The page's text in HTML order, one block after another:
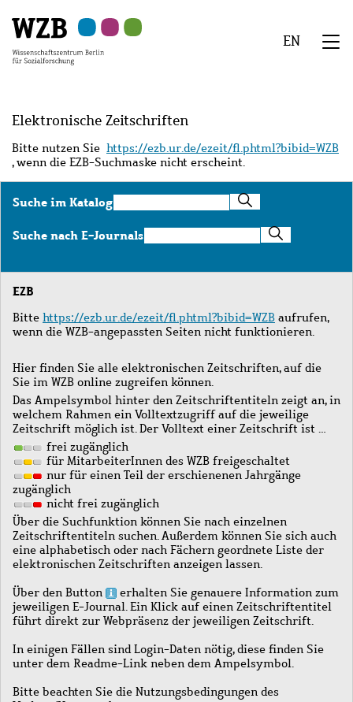
Hauptinhalt
springen
Navigation
springen
Suche
springen
Sekundärnavigation
springen
Fußzeile
springen
EN
Elektronische Zeitschriften
Bitte nutzen Sie https://ezb.ur.de/ezeit/fl.phtml?bibid=WZB
, wenn die EZB-Suchmaske nicht erscheint.
Suche im KatalogSuche
im
Katalog
Suche nach E-JournalsSuche
nach
Journals
EZB
Bitte https://ezb.ur.de/ezeit/fl.phtml?bibid=WZB aufrufen,
wenn die WZB-angepassten Seiten nicht funktionieren.
Hier finden Sie alle elektronischen Zeitschriften, auf die
Sie im WZB online zugreifen können.
Das Ampelsymbol hinter den Zeitschriftentiteln zeigt an, in
welchem Rahmen ein Volltextzugriff auf die jeweilige
Zeitschrift möglich ist. Der Volltext einer Zeitschrift ist …
frei zugänglich
für MitarbeiterInnen des WZB freigeschaltet
nur für einen Teil der erschienenen Jahrgänge
zugänglich
nicht frei zugänglich
Über die Suchfunktion können Sie nach einzelnen
Zeitschriftentiteln suchen. Außerdem können Sie sich auch
eine alphabetisch oder nach Fächern geordnete Liste der
elektronischen Zeitschriften anzeigen lassen.
Über den Button
erhalten Sie genauere Information zum
jeweiligen E-Journal. Ein Klick auf einen Zeitschriftentitel
führt direkt zur Webpräsenz der jeweiligen Zeitschrift.
In einigen Fällen sind Login-Daten nötig, diese finden Sie
unter dem Readme-Link neben dem Ampelsymbol.
Bitte beachten Sie die Nutzungsbedingungen des